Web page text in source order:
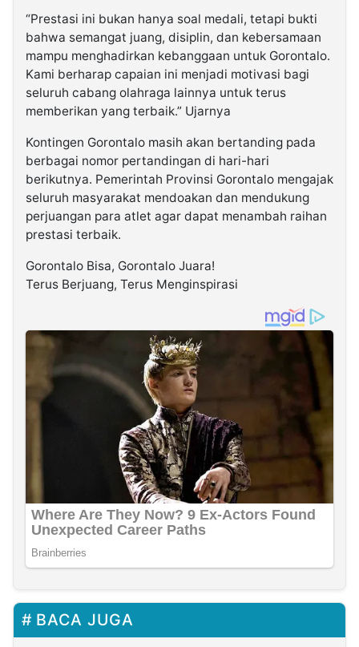
“Prestasi ini bukan hanya soal medali, tetapi bukti
bahwa semangat juang, disiplin, dan kebersamaan
mampu menghadirkan kebanggaan untuk Gorontalo.
Kami berharap capaian ini menjadi motivasi bagi
seluruh cabang olahraga lainnya untuk terus
memberikan yang terbaik.” Ujarnya
Kontingen Gorontalo masih akan bertanding pada
berbagai nomor pertandingan di hari-hari
berikutnya. Pemerintah Provinsi Gorontalo mengajak
seluruh masyarakat mendoakan dan mendukung
perjuangan para atlet agar dapat menambah raihan
prestasi terbaik.
Gorontalo Bisa, Gorontalo Juara!
Terus Berjuang, Terus Menginspirasi
BACA JUGA